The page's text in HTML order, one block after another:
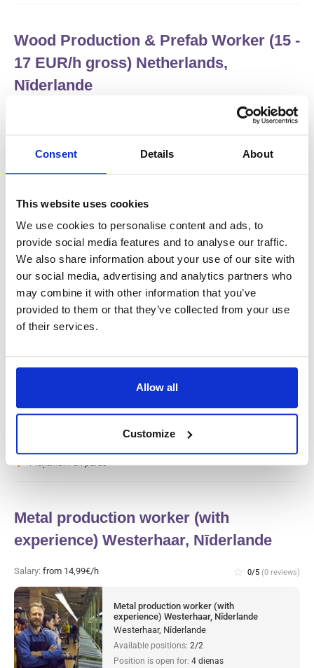
Consent Details About
This website uses cookies
We use cookies to personalise content and ads, to
provide social media features and to analyse our traffic.
We also share information about your use of our site with
our social media, advertising and analytics partners who
may combine it with other information that you’ve
provided to them or that they’ve collected from your use
of their services.
Allow all
Customize
Wood Production & Prefab Worker (15 -
17 EUR/h gross) Netherlands,
Nīderlande
star 3.8/5(5 reviews)
Prepared food factory
Pieņemam arī pārus
check
Reachtruck driver (with certificate)
Leerdam, Nīderlande
Leerdam, Nīderlande
Available positions:2/2
Position is open for:
Pieņemam arī pārus
check
Metal production worker (with
experience) Westerhaar, Nīderlande
Salary: from 14,99€/h star_border 0/5 (0 reviews)
Metal production worker (with
experience) Westerhaar, Nīderlande
Westerhaar, Nīderlande
Available positions: 2/2
Position is open for: 4 dienas